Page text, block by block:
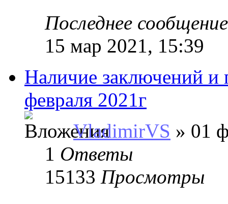
Последнее
15 мар 2021, 15:39
Наличие заключений и
февраля 2021г
VladimirVS » 01
1 Ответы
15133 Просмотры